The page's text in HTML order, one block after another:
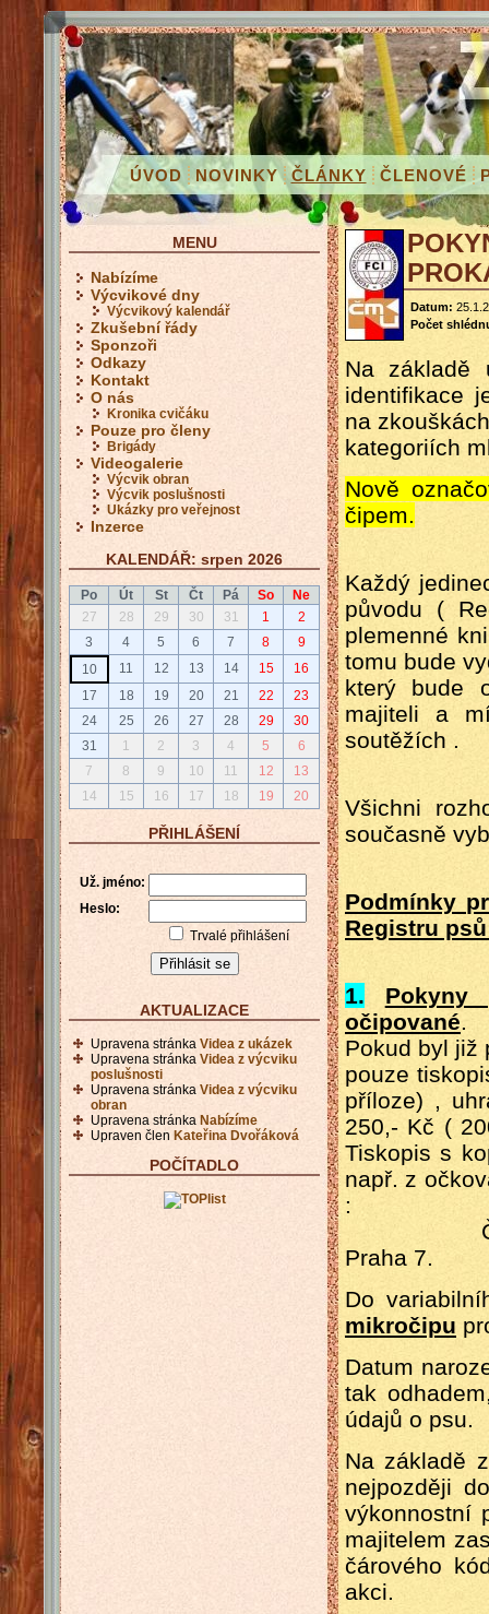
ÚVOD NOVINKY ČLÁNKY ČLENOVÉ
Datum:
Počet
Na základě
identifikace
na
kategoriích
Nově
čipem.
Každý
původu (
plemenné
tomu bude
který bude
majiteli a
soutěžích .
Všichni
současně
Podmínky
Registru psů
1.
očipované.
Pokud byl již
pouze
příloze) ,
250,- Kč (
Tiskopis s
např. z
:
ČKS,
Praha 7.
Do
mikročipu
Datum
tak
údajů o psu.
Na základě
nejpozději
výkonnostní
majitelem
čárového
akci.
MENU
Nabízíme
Výcvikové dny
Výcvikový kalendář
Zkušební řády
Sponzoři
Odkazy
Kontakt
O nás
Kronika cvičáku
Pouze pro členy
Brigády
Videogalerie
Výcvik obran
Výcvik poslušnosti
Ukázky pro veřejnost
Inzerce
KALENDÁŘ: srpen 2026
Po Út St Čt Pá So
Ne
27
28 29 30 31 1
2
3
4 5 6 7 8
9
10
11 12 13 14 15
16
17
18 19 20 21 22
23
24
25 26 27 28 29
30
31
1 2 3 4 5
6
7
8 9 10 11 12
13
14
15 16 17 18 19 20
PŘIHLÁŠENÍ
Už. jméno:
Heslo:
Trvalé přihlášení
AKTUALIZACE
Upravena stránka Videa z ukázek
Upravena stránka Videa z výcviku
poslušnosti
Upravena stránka Videa z výcviku
obran
Upravena stránka Nabízíme
Upraven člen Kateřina Dvořáková
POČÍTADLO